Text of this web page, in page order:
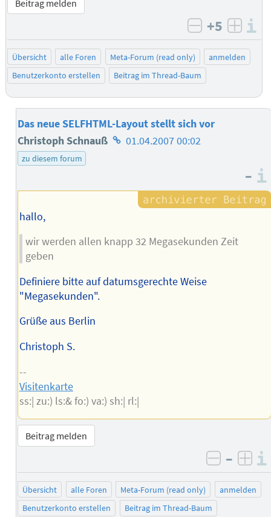
Beitrag melden
negativ
+5
Übersicht alle Foren Meta-Forum (read only)
anmelden
Benutzerkonto erstellen
Beitrag im Thread-Baum
Das neue SELFHTML-Layout stellt sich vor
Christoph Schnauß Homepage
01.04.2007 00:02
zu diesem forum
–
hallo,
wir werden allen knapp 32 Megasekunden Zeit
geben
Definiere bitte auf datumsgerechte Weise
"Megasekunden".
Grüße aus Berlin
Christoph S.
--
Visitenkarte
ss:| zu:) ls:& fo:) va:) sh:| rl:|
Beitrag melden
negativ
–
Übersicht alle Foren Meta-Forum (read only)
anmelden
Benutzerkonto erstellen
Beitrag im Thread-Baum